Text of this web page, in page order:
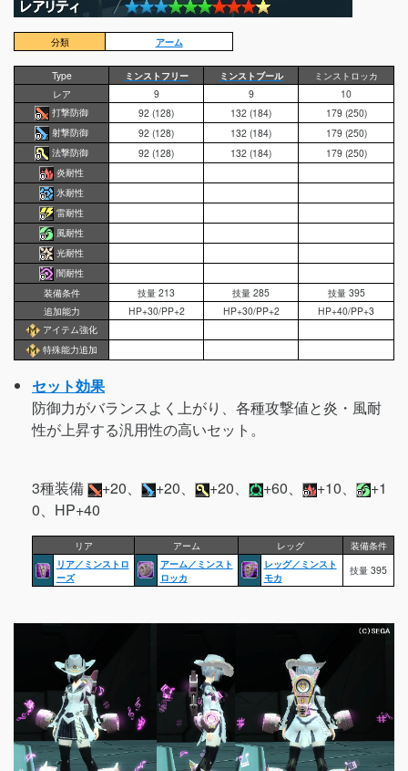
分類 アーム
Type ミンストフリー ミンストブール
ミンストロッカ
レア
9 9
10
打撃防御
92 (128) 132 (184)
179 (250)
射撃防御
92 (128) 132 (184)
179 (250)
法撃防御
92 (128) 132 (184)
179 (250)
炎耐性
氷耐性
雷耐性
風耐性
光耐性
闇耐性
装備条件
技量 213 技量 285
技量 395
追加能力
HP+30/PP+2 HP+30/PP+2
HP+40/PP+3
アイテム強化
特殊能力追加
セット効果
防御力がバランスよく上がり、各種攻撃値と炎・風耐
性が上昇する汎用性の高いセット。
3種装備 +20、 +20、 +20、 +60、 +10、
+1
0、HP+40
リア アーム レッグ
装備条件
リア／ミンストロ
ーズ
アーム／ミンスト
ロッカ
レッグ／ミンスト
モカ
技量 395